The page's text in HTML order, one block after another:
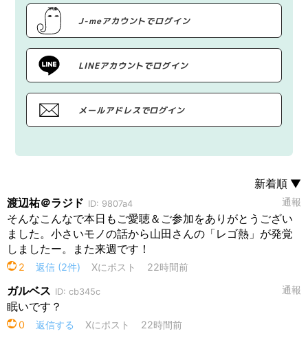
J-meアカウントでログイン
LINEアカウントでログイン
メールアドレスでログイン